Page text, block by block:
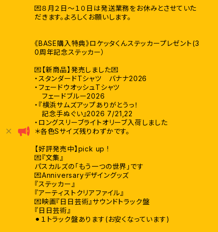
💌８月２日〜１０日は発送業務をお休みとさせていた
だきます。よろしくお願いします。
《BASE購入特典》ロケッタくんステッカープレゼント(3
0周年記念ステッカー）
💌【新商品】発売しました💌
・スタンダードTシャツ バナナ2026
・フェードウオッシュTシャツ
フェードブルー2026
・『横浜サムズアップありがとうっ！
記念手ぬぐい』2026 7/21,22
・ロングスリーブライトオリーブ入荷しました
＊各色Sサイズ残りわずかです。
【好評発売中】pick up !
💌『文集』
パスカルズの「もう一つの世界」です
💌Anniversaryデザイングッズ
『ステッカー』
『アーティストクリアファイル』
💌映画『日日芸術』サウンドトラック盤
『日日芸術』
⚫︎１トラック盤あります(お安くなっています)